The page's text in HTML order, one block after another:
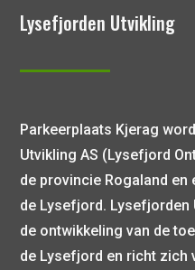
Lysefjorden Utvikling
Parkeerplaats Kjerag
Utvikling AS (Lysefjord
de provincie Rogaland en
de Lysefjord. Lysefjorden
de ontwikkeling van de
de Lysefjord en richt zich